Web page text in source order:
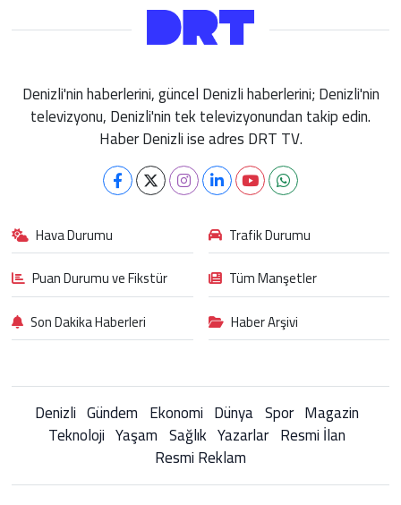
Denizli'nin haberlerini, güncel Denizli haberlerini; Denizli'nin
televizyonu, Denizli'nin tek televizyonundan takip edin.
Haber Denizli ise adres DRT TV.
Hava Durumu
Trafik Durumu
Puan Durumu ve Fikstür
Tüm Manşetler
Son Dakika Haberleri
Haber Arşivi
Denizli Gündem Ekonomi Dünya Spor Magazin
Teknoloji Yaşam Sağlık Yazarlar Resmi İlan
Resmi Reklam